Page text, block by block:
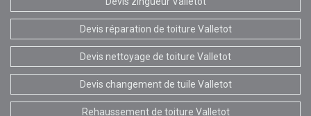
Devis réparation de toiture Valletot
Devis nettoyage de toiture Valletot
Devis changement de tuile Valletot
Rehaussement de toiture Valletot